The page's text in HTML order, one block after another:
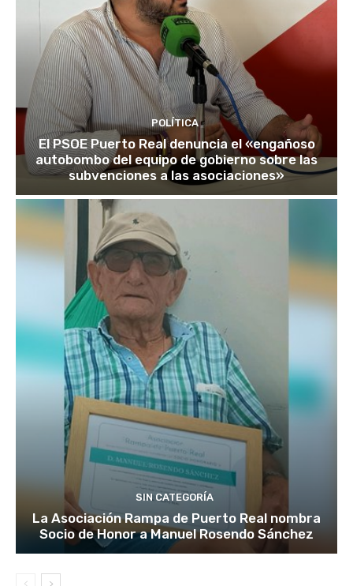
POLÍTICA
El PSOE Puerto Real denuncia el «engañoso
autobombo del equipo de gobierno sobre las
subvenciones a las asociaciones»
SIN CATEGORÍA
La Asociación Rampa de Puerto Real nombra
Socio de Honor a Manuel Rosendo Sánchez